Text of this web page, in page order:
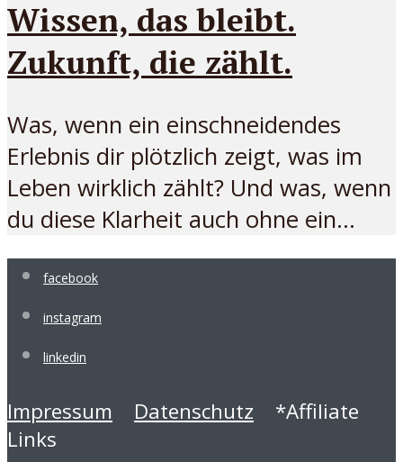
Wissen, das bleibt.
Zukunft, die zählt.
Was, wenn ein einschneidendes
Erlebnis dir plötzlich zeigt, was im
Leben wirklich zählt? Und was, wenn
du diese Klarheit auch ohne ein...
facebook
instagram
linkedin
Impressum Datenschutz *Affiliate
Links